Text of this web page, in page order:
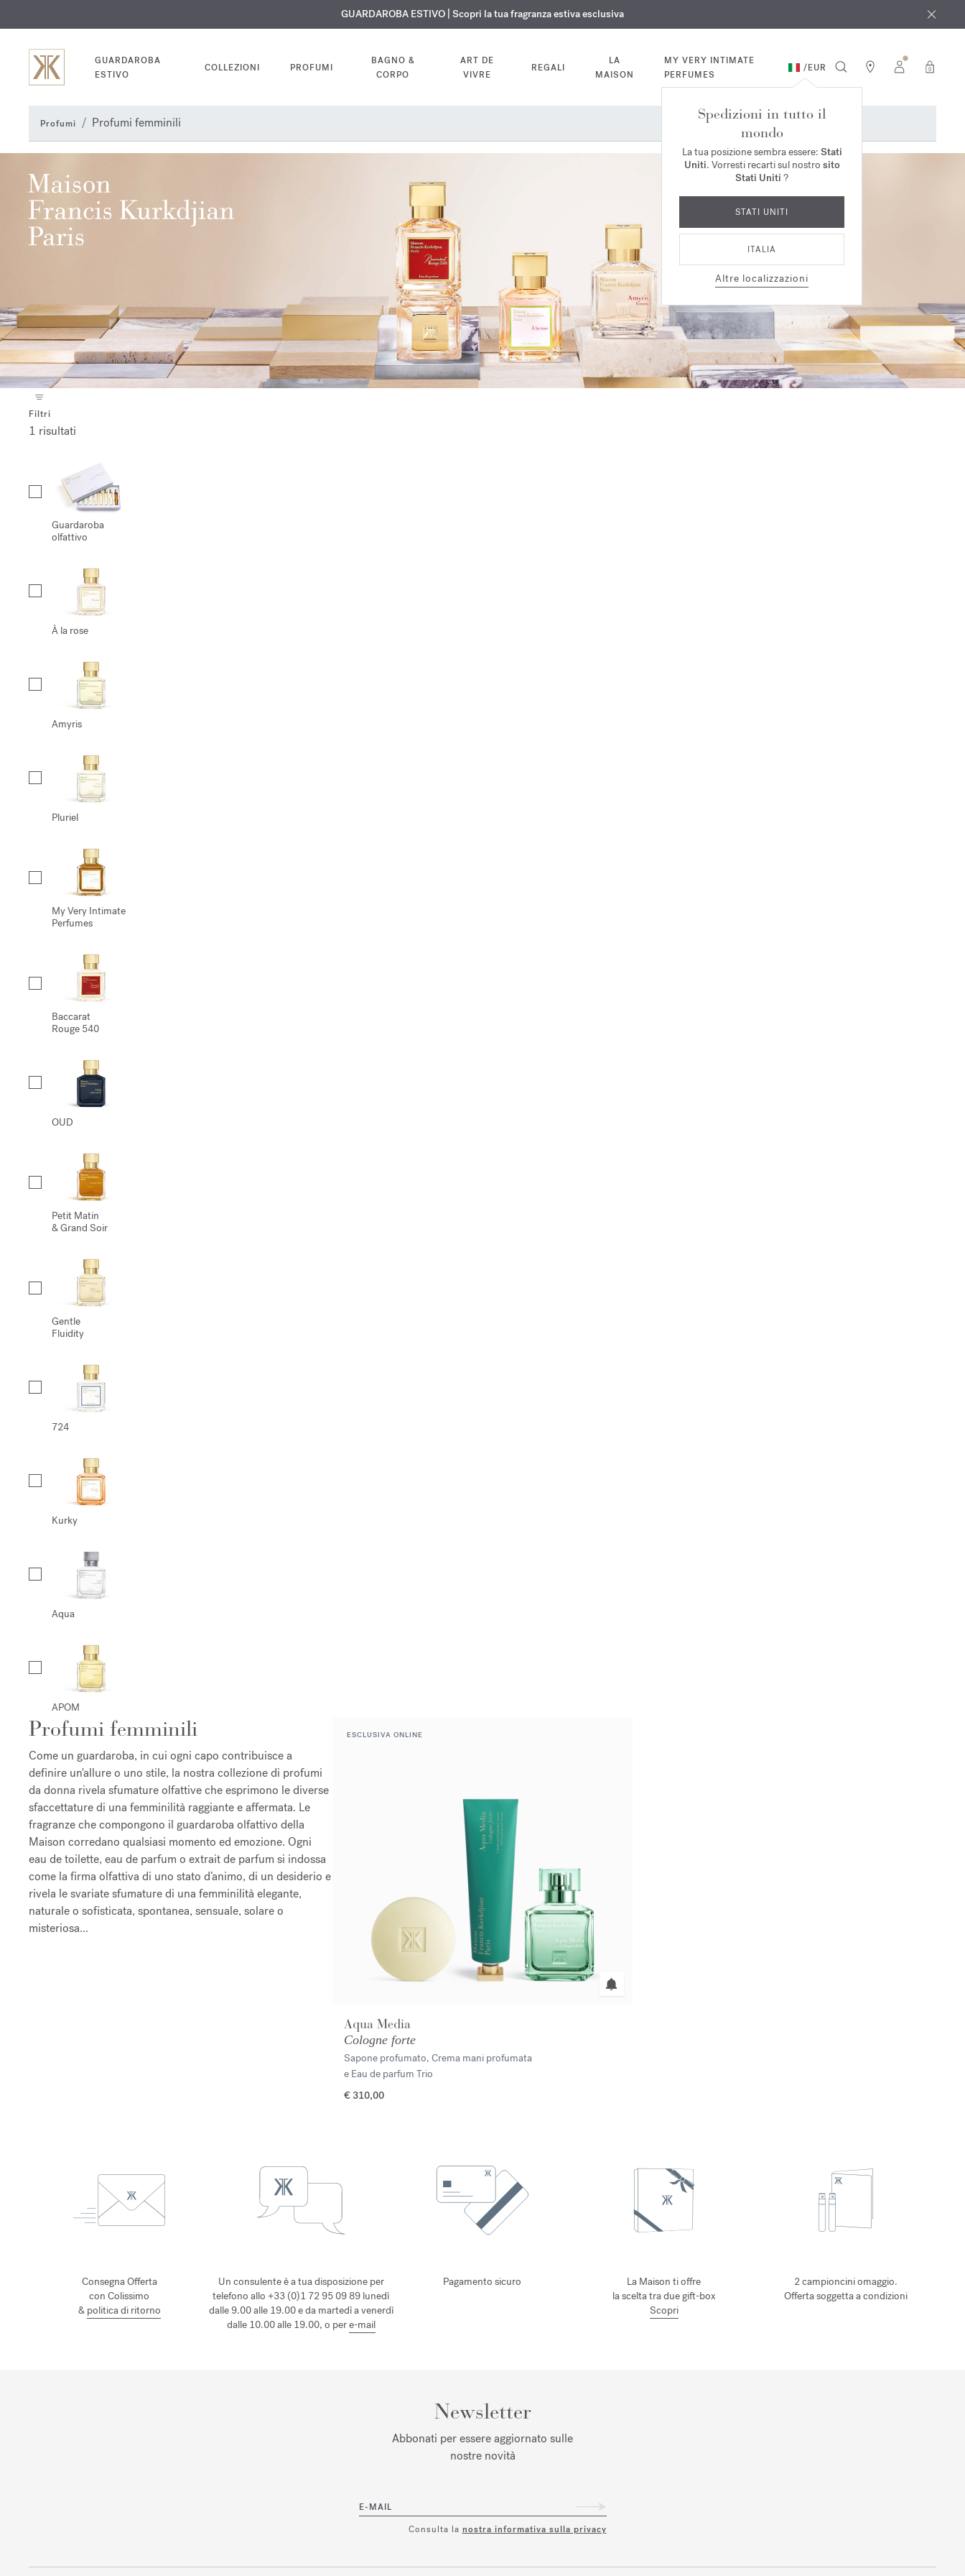
ESCLUSIVO | Scopri la nuova fragranza OUDvelvet moodnel tuo ordine*
INCISIONE GRATUITA | Su tutte le fragranze e gli oli per il corpo fino al 9 agosto
GUARDAROBA ESTIVO | Scopri la tua fragranza estiva esclusiva
GUARDAROBA
ESTIVO
COLLEZIONI PROFUMI
BAGNO &
CORPO
ART DE
VIVRE
REGALI
LA
MAISON
MY VERY INTIMATE
PERFUMES
/EUR 0
Spedizioni in tutto il
mondo
La tua posizione sembra essere: Stati
Uniti. Vorresti recarti sul nostro sito
Stati Uniti ?
STATI UNITI
ITALIA
Altre localizzazioni
Profumi Profumi femminili
Filtri
1 risultati
Guardaroba
olfattivo
À la rose
Amyris
Pluriel
My Very Intimate
Perfumes
Baccarat
Rouge 540
OUD
Petit Matin
& Grand Soir
Gentle
Fluidity
724
Kurky
Aqua
APOM
Profumi femminili
Come un guardaroba, in cui ogni capo contribuisce a
definire un'allure o uno stile, la nostra collezione di profumi
da donna rivela sfumature olfattive che esprimono le diverse
sfaccettature di una femminilità raggiante e affermata. ​ Le
fragranze che compongono il guardaroba olfattivo della
Maison corredano qualsiasi momento ed emozione. Ogni
eau de toilette, eau de parfum o extrait de parfum si indossa
come la firma olfattiva di uno stato d’animo, di un desiderio e
rivela le svariate sfumature di una femminilità elegante,
naturale o sofisticata, spontanea, sensuale, solare o
misteriosa...
ESCLUSIVA ONLINE
Aqua Media
Cologne forte
Sapone profumato, Crema mani profumata
e Eau de parfum Trio
€ 310,00
Consegna Offerta
con Colissimo
& politica di ritorno
Un consulente è a tua disposizione per
telefono allo +33 (0)1 72 95 09 89 lunedì
dalle 9.00 alle 19.00 e da martedì a venerdì
dalle 10.00 alle 19.00, o pere-mail
Pagamento sicuro
La Maison ti offre
la scelta tra due gift-box
Scopri
2 campioncini omaggio.
Offerta soggetta a condizioni
Newsletter
Abbonati per essere aggiornato sulle
nostre novità
E-MAIL
Consulta la nostra informativa sulla privacy